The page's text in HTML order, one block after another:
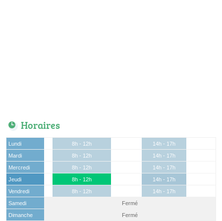
Horaires
Lundi 8h - 12h
14h - 17h
Mardi
8h - 12h
14h - 17h
Mercredi
8h - 12h
14h - 17h
Jeudi
8h - 12h
14h - 17h
Vendredi
8h - 12h
14h - 17h
Samedi
Fermé
Dimanche
Fermé